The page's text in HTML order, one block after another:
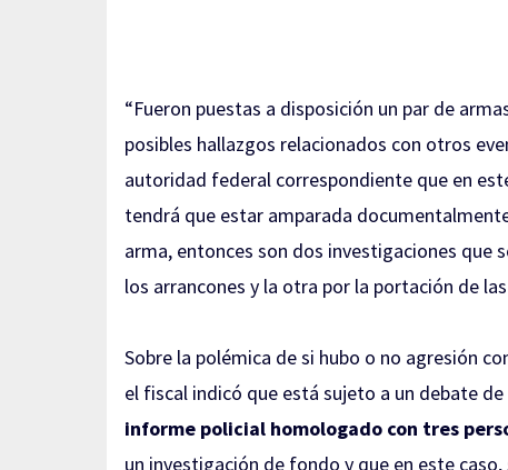
“Fueron puestas a disposición un par de
posibles hallazgos relacionados con otros
autoridad federal correspondiente que en
tendrá que estar amparada
arma, entonces son dos investigaciones que
los arrancones y la otra por la portación de las
Sobre la polémica de si hubo o no agresión
el fiscal indicó que está sujeto a un debate
informe policial homologado con tres
un investigación de fondo y que en este